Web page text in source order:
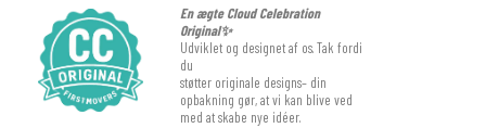
En ægte Cloud Celebration
Original✨
Udviklet og designet af os. Tak fordi
du
støtter originale designs– din
opbakning gør, at vi kan blive ved
med at skabe nye idéer.